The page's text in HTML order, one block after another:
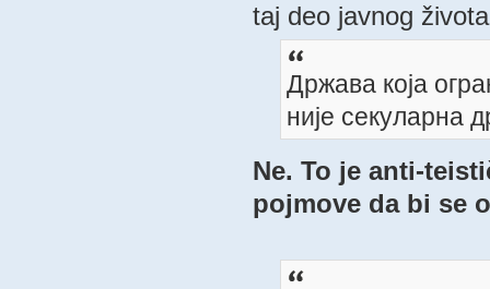
taj deo javnog
Држава која
није секуларна
Ne. To je anti-
pojmove da bi se